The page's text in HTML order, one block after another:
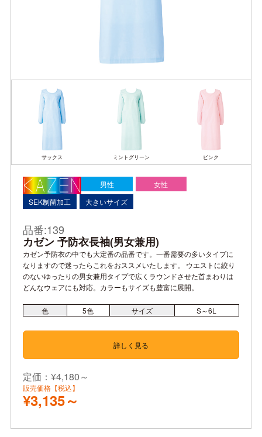
サックス ミントグリーン ピンク
男性
女性
SEK制菌加工
大きいサイズ
品番:139
カゼン 予防衣長袖(男女兼用)
カゼン予防衣の中でも大定番の品番です。一番需要の多いタイプに
なりますので迷ったらこれをおススメいたします。 ウエストに絞り
のないゆったりの男女兼用タイプで広くラウンドさせた首まわりは
どんなウェアにも対応。カラーもサイズも豊富に展開。
色 5色 サイズ S～6L
詳しく見る
定価：¥4,180～
販売価格【税込】
¥3,135～